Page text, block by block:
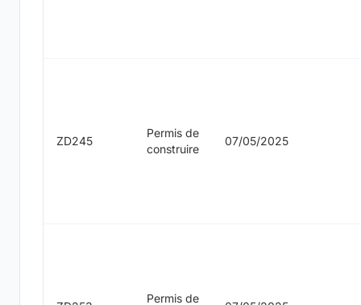
ZD245
Permis de
construire
07/05/2025
Permis de